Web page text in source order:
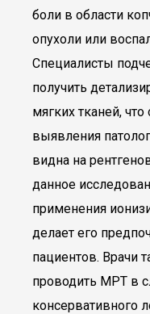
боли в области
опухоли или
Специалисты
получить
мягких тканей,
выявления
видна на
данное
применения
делает его
пациентов. Врачи
проводить МРТ в
консервативного